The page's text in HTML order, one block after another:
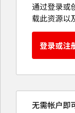
通过登录或
载此资源以
登录或注
无需帐户即